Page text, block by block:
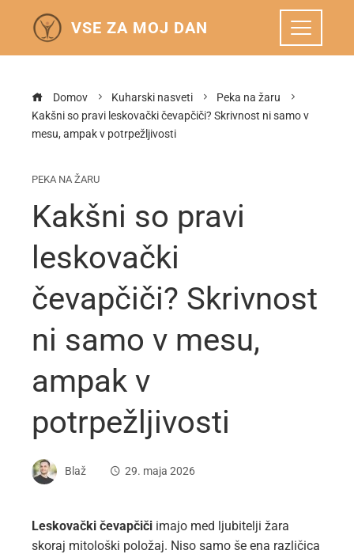
VSE ZA MOJ DAN
Domov Kuharski nasveti
Peka na žaru
Kakšni so pravi leskovački čevapčiči? Skrivnost ni samo v
mesu, ampak v potrpežljivosti
PEKA NA ŽARU
Kakšni so pravi
leskovački
čevapčiči? Skrivnost
ni samo v mesu,
ampak v
potrpežljivosti
Blaž 29. maja 2026
Leskovački čevapčiči imajo med ljubitelji žara
skoraj mitološki položaj. Niso samo še ena različica